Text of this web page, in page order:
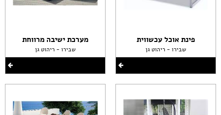
פינת אוכל עכשווית
שבירו - ריהוט גן
מערכת ישיבה מרווחת
שבירו - ריהוט גן